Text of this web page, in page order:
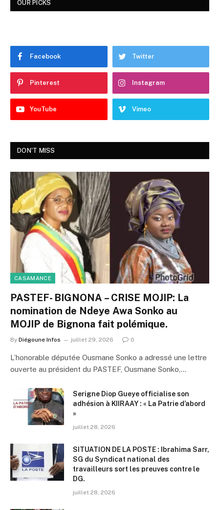
OUR PICKS
Facebook Twitter
Pinterest Instagram
YouTube Vimeo
DON'T MISS
CASAMANCE
PASTEF- BIGNONA – CRISE MOJIP: La
nomination de Ndeye Awa Sonko au
MOJIP de Bignona fait polémique.
By Diégoune Infos juillet 29, 2026 0
L’honorable députée Ousmane Sonko a adressé une lettre
ouverte au président du PASTEF, Ousmane Sonko,…
Serigne Diop Gueye officialise son
adhésion à KIIRAAY : « La Patrie d’abord
»
juillet 28, 2026
SITUATION DE LA POSTE : Ibrahima Sarr,
SG du Syndicat national des
travailleurs sort les preuves contre le
DG.
juillet 28, 2026